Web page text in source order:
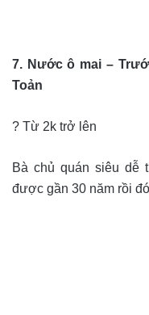
7. Nước ô mai –
Toản
? Từ 2k trở lên
Bà chủ quán siêu dễ
được gần 30 năm rồi